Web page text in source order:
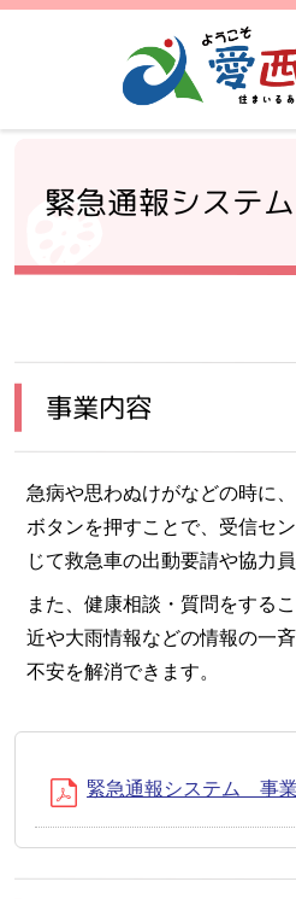
緊急通報システム
事業内容
急病や思わぬけがなどの時に
ボタンを押すことで、受信セ
じて救急車の出動要請や協力
また、健康相談・質問をする
近や大雨情報などの情報の一
不安を解消できます。
緊急通報システム 事